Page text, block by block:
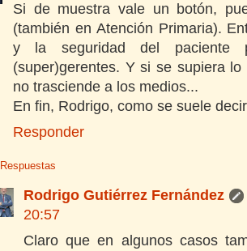
Si de muestra vale un botón,
(también en Atención Primaria).
y la seguridad del paciente
(super)gerentes. Y si se supiera
no trasciende a los medios...
En fin, Rodrigo, como se suele
Responder
Respuestas
Rodrigo Gutiérrez Fernández
20:57
Claro que en algunos casos